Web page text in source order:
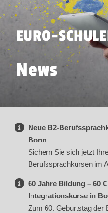
EURO-
News
Neue B2-
Bonn
Sichern Sie sich jetzt
Berufssprachkursen im
60 Jahre Bildung – 60
Integrationskurse in
Zum 60. Geburtstag der